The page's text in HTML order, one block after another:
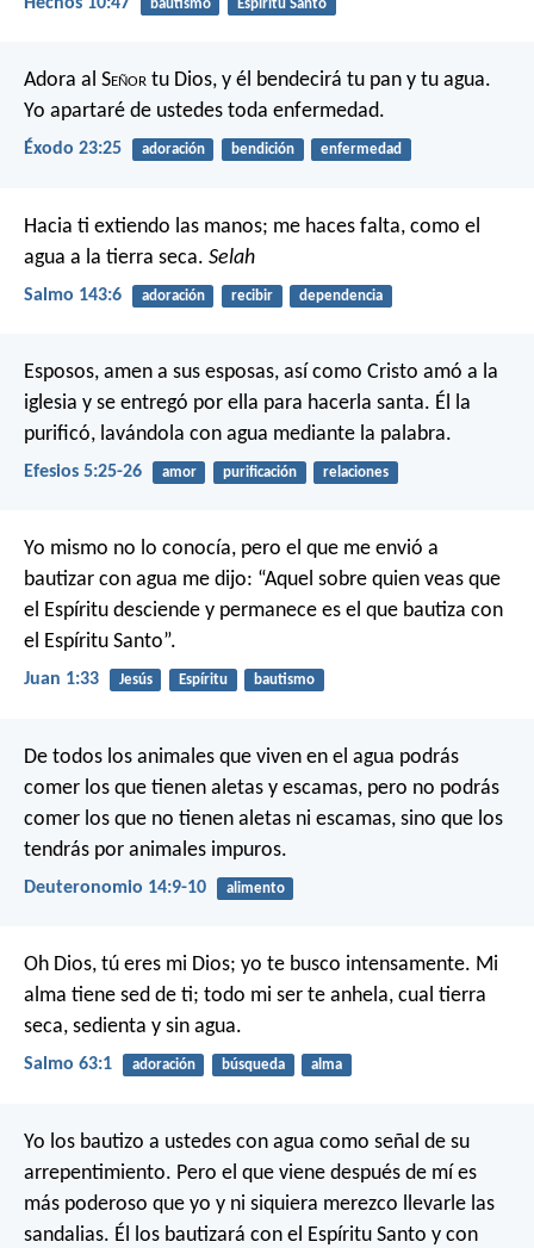
bautismo Espíritu Santo
Adora al Señor tu Dios, y él bendecirá tu pan y tu agua.
Yo apartaré de ustedes toda enfermedad.
Éxodo 23:25 adoración bendición enfermedad
Hacia ti extiendo las manos; me haces falta, como el
agua a la tierra seca. Selah
Salmo 143:6 adoración recibir dependencia
Esposos, amen a sus esposas, así como Cristo amó a la
iglesia y se entregó por ella para hacerla santa. Él la
purificó, lavándola con agua mediante la palabra.
Efesios 5:25-26 amor purificación relaciones
Yo mismo no lo conocía, pero el que me envió a
bautizar con agua me dijo: “Aquel sobre quien veas que
el Espíritu desciende y permanece es el que bautiza con
el Espíritu Santo”.
Juan 1:33 Jesús Espíritu bautismo
De todos los animales que viven en el agua podrás
comer los que tienen aletas y escamas, pero no podrás
comer los que no tienen aletas ni escamas, sino que los
tendrás por animales impuros.
Deuteronomio 14:9-10 alimento
Oh Dios, tú eres mi Dios; yo te busco intensamente. Mi
alma tiene sed de ti; todo mi ser te anhela, cual tierra
seca, sedienta y sin agua.
Salmo 63:1 adoración búsqueda alma
Yo los bautizo a ustedes con agua como señal de su
arrepentimiento. Pero el que viene después de mí es
más poderoso que yo y ni siquiera merezco llevarle las
sandalias. Él los bautizará con el Espíritu Santo y con